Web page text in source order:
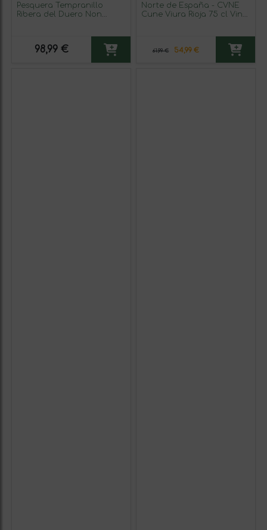
Pesquera Tempranillo
Ribera del Duero Non
98,99 €
Norte de España - CVNE
Cune Viura Rioja 75 cl Vino
61,99 € 54,99 €